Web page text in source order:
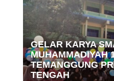
GELAR KARYA
MUHAMMADIYAH
TEMANGGUNG
TENGAH